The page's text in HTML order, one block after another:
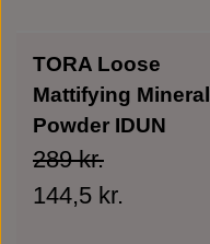
TORA Loose
Mattifying Mineral
Powder IDUN
289 kr.
144,5 kr.